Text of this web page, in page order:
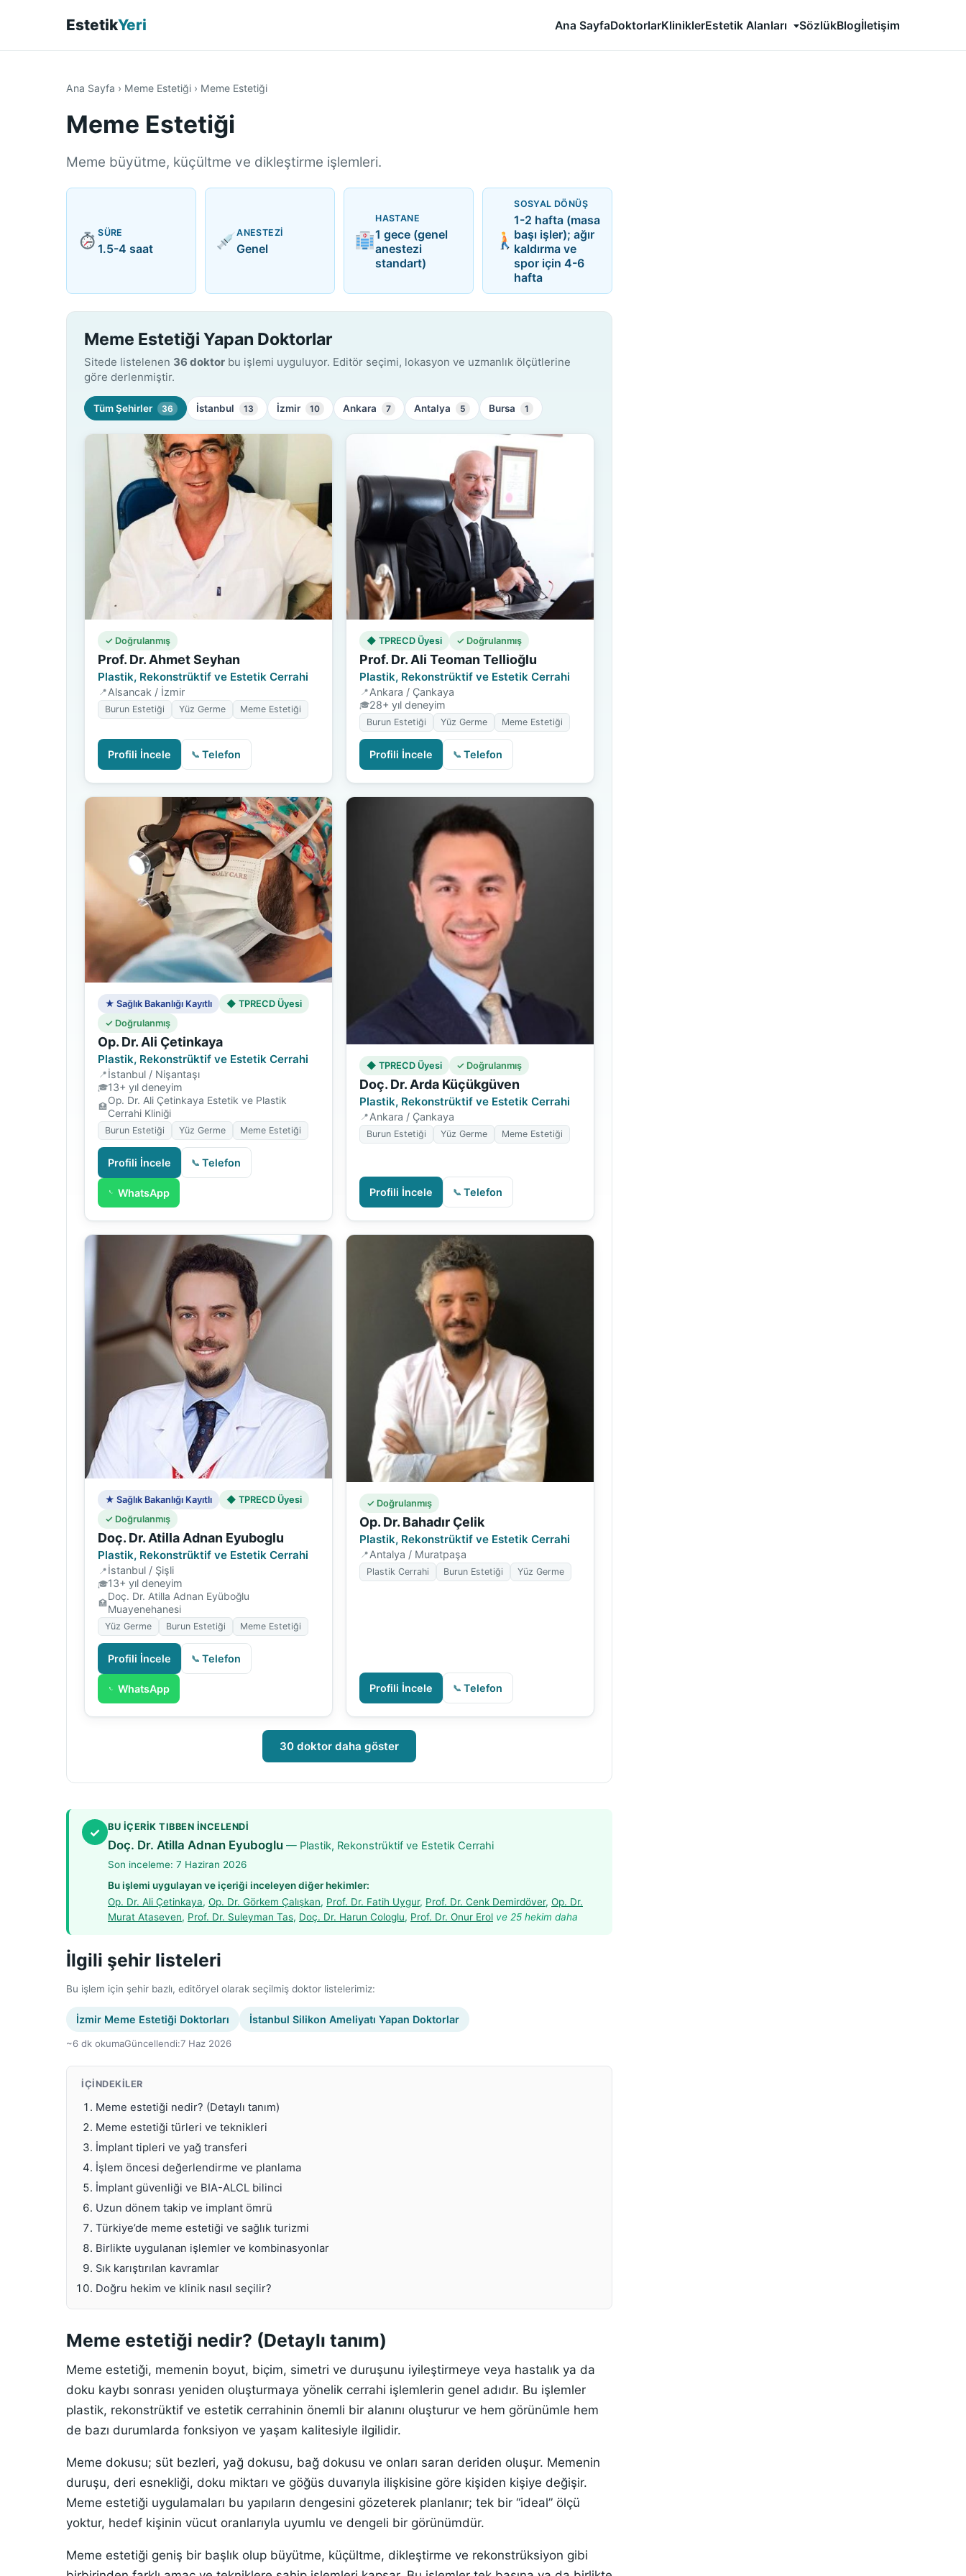
EstetikYeri Ana SayfaDoktorlarKliniklerEstetik Alanları SözlükBlogİletişim
Ana Sayfa › Meme Estetiği › Meme Estetiği
Meme Estetiği
Meme büyütme, küçültme ve dikleştirme işlemleri.
SÜRE
1.5-4 saat
ANESTEZI
Genel
HASTANE
1 gece (genel
anestezi
standart)
SOSYAL DÖNÜŞ
1-2 hafta (masa
başı işler); ağır
kaldırma ve
spor için 4-6
hafta
Meme Estetiği Yapan Doktorlar
Sitede listelenen 36 doktor bu işlemi uyguluyor. Editör seçimi, lokasyon ve uzmanlık ölçütlerine
göre derlenmiştir.
Tüm Şehirler 36 İstanbul 13 İzmir 10 Ankara 7 Antalya 5 Bursa 1
✓ Doğrulanmış
Prof. Dr. Ahmet Seyhan
Plastik, Rekonstrüktif ve Estetik Cerrahi
Alsancak / İzmir
Burun Estetiği Yüz Germe Meme Estetiği
Profili İncele Telefon
◆ TPRECD Üyesi ✓ Doğrulanmış
Prof. Dr. Ali Teoman Tellioğlu
Plastik, Rekonstrüktif ve Estetik Cerrahi
Ankara / Çankaya
28+ yıl deneyim
Burun Estetiği Yüz Germe Meme Estetiği
Profili İncele Telefon
★ Sağlık Bakanlığı Kayıtlı
◆ TPRECD Üyesi
✓ Doğrulanmış
Op. Dr. Ali Çetinkaya
Plastik, Rekonstrüktif ve Estetik Cerrahi
İstanbul / Nişantaşı
13+ yıl deneyim
Op. Dr. Ali Çetinkaya Estetik ve Plastik
Cerrahi Kliniği
Burun Estetiği Yüz Germe Meme Estetiği
Profili İncele Telefon
WhatsApp
◆ TPRECD Üyesi ✓ Doğrulanmış
Doç. Dr. Arda Küçükgüven
Plastik, Rekonstrüktif ve Estetik Cerrahi
Ankara / Çankaya
Burun Estetiği Yüz Germe Meme Estetiği
Profili İncele Telefon
★ Sağlık Bakanlığı Kayıtlı
◆ TPRECD Üyesi
✓ Doğrulanmış
Doç. Dr. Atilla Adnan Eyuboglu
Plastik, Rekonstrüktif ve Estetik Cerrahi
İstanbul / Şişli
13+ yıl deneyim
Doç. Dr. Atilla Adnan Eyüboğlu
Muayenehanesi
Yüz Germe Burun Estetiği Meme Estetiği
Profili İncele Telefon
WhatsApp
✓ Doğrulanmış
Op. Dr. Bahadır Çelik
Plastik, Rekonstrüktif ve Estetik Cerrahi
Antalya / Muratpaşa
Plastik Cerrahi Burun Estetiği Yüz Germe
Profili İncele Telefon
30 doktor daha göster
✓ BU IÇERIK TIBBEN INCELENDI
Doç. Dr. Atilla Adnan Eyuboglu — Plastik, Rekonstrüktif ve Estetik Cerrahi
Son inceleme: 7 Haziran 2026
Bu işlemi uygulayan ve içeriği inceleyen diğer hekimler:
Op. Dr. Ali Çetinkaya, Op. Dr. Görkem Çalışkan, Prof. Dr. Fatih Uygur, Prof. Dr. Cenk Demirdöver, Op. Dr.
Murat Ataseven, Prof. Dr. Suleyman Tas, Doç. Dr. Harun Cologlu, Prof. Dr. Onur Erol ve 25 hekim daha
İlgili şehir listeleri
Bu işlem için şehir bazlı, editöryel olarak seçilmiş doktor listelerimiz:
İzmir Meme Estetiği Doktorları İstanbul Silikon Ameliyatı Yapan Doktorlar
~6 dk okumaGüncellendi:7 Haz 2026
İÇINDEKILER
Meme estetiği nedir? (Detaylı tanım)
Meme estetiği türleri ve teknikleri
İmplant tipleri ve yağ transferi
İşlem öncesi değerlendirme ve planlama
İmplant güvenliği ve BIA-ALCL bilinci
Uzun dönem takip ve implant ömrü
Türkiye’de meme estetiği ve sağlık turizmi
Birlikte uygulanan işlemler ve kombinasyonlar
Sık karıştırılan kavramlar
Doğru hekim ve klinik nasıl seçilir?
Meme estetiği nedir? (Detaylı tanım)
Meme estetiği, memenin boyut, biçim, simetri ve duruşunu iyileştirmeye veya hastalık ya da
doku kaybı sonrası yeniden oluşturmaya yönelik cerrahi işlemlerin genel adıdır. Bu işlemler
plastik, rekonstrüktif ve estetik cerrahinin önemli bir alanını oluşturur ve hem görünümle hem
de bazı durumlarda fonksiyon ve yaşam kalitesiyle ilgilidir.
Meme dokusu; süt bezleri, yağ dokusu, bağ dokusu ve onları saran deriden oluşur. Memenin
duruşu, deri esnekliği, doku miktarı ve göğüs duvarıyla ilişkisine göre kişiden kişiye değişir.
Meme estetiği uygulamaları bu yapıların dengesini gözeterek planlanır; tek bir “ideal” ölçü
yoktur, hedef kişinin vücut oranlarıyla uyumlu ve dengeli bir görünümdür.
Meme estetiği geniş bir başlık olup büyütme, küçültme, dikleştirme ve rekonstrüksiyon gibi